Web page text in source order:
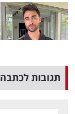
תגובות לכתבה